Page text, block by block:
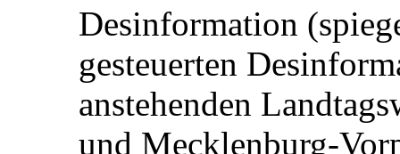
Desinformation
gesteuerten
anstehenden
und Mecklenburg-